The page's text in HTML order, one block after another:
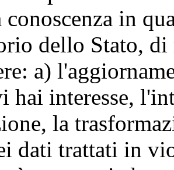
conoscenza in
dello Stato,
a)
hai interesse,
la
dati trattati in